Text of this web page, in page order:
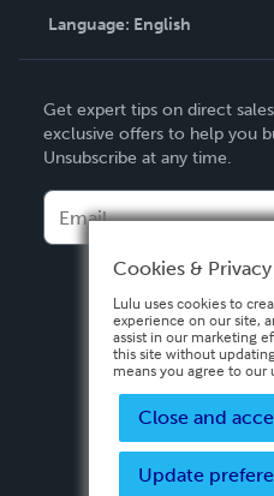
Contact Support
Language: English
Deutsch
Français
Español
Get expert tips on direct
exclusive offers to help you
Unsubscribe at any time.
Privacy Policy
Cookies & Privacy
Lulu uses cookies to
experience on our site,
assist in our marketing
this site without
means you agree to our
Close and
Update